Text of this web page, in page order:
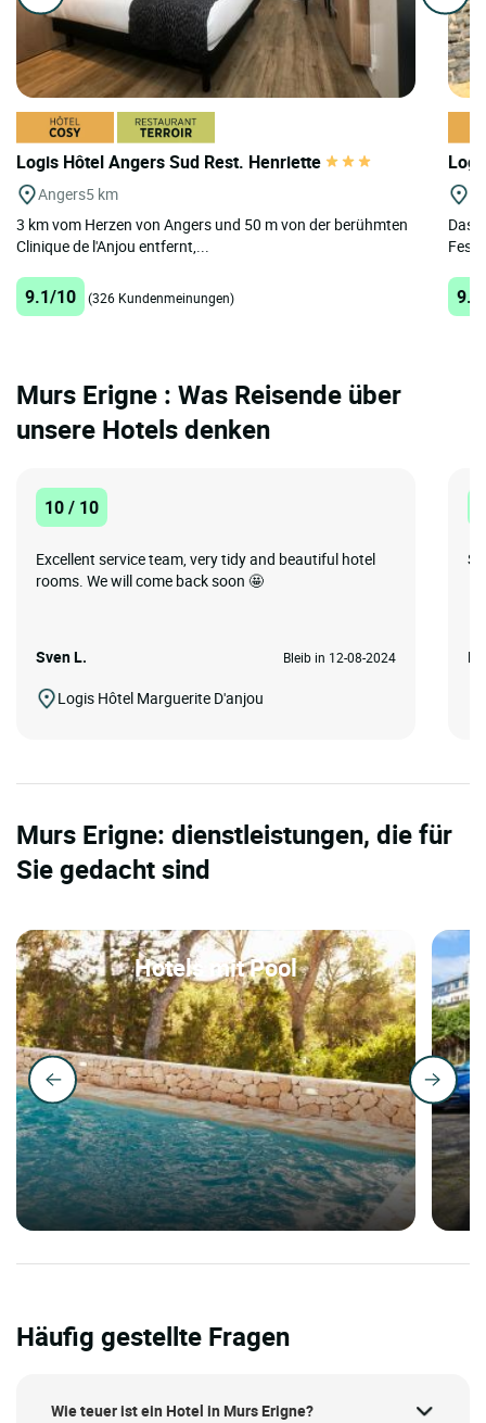
Logis Hôtel Angers Sud Rest. Henriette
Angers5 km
3 km vom Herzen von Angers und 50 m von der berühmten
Clinique de l'Anjou entfernt,...
9.1/10 (326 Kundenmeinungen)
Das
Murs Erigne : Was Reisende über
unsere Hotels denken
10 / 10
Excellent service team, very tidy and beautiful hotel
rooms. We will come back soon 🤩
Sven L. Bleib in 12-08-2024
Logis Hôtel Marguerite D'anjou
Murs Erigne: dienstleistungen, die für
Sie gedacht sind
Hotels mit Pool
Häufig gestellte Fragen
Wie teuer ist ein Hotel in Murs Erigne?